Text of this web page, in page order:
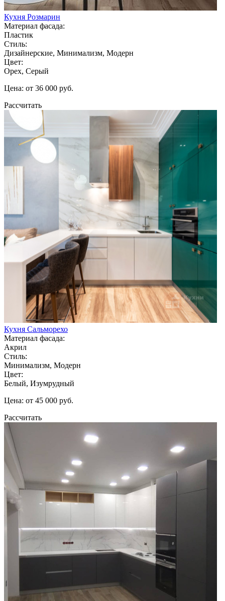
Кухня Розмарин
Материал фасада:
Пластик
Стиль:
Дизайнерские, Минимализм, Модерн
Цвет:
Орех, Серый
Цена: от 36 000 руб.
Рассчитать
Кухня Сальморехо
Материал фасада:
Акрил
Стиль:
Минимализм, Модерн
Цвет:
Белый, Изумрудный
Цена: от 45 000 руб.
Рассчитать